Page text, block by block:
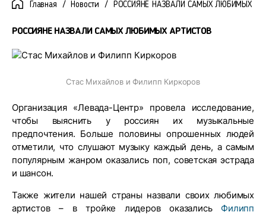
Новинки
Фото
Видео
Главная Новости РОССИЯНЕ НАЗВАЛИ САМЫХ ЛЮБИМЫХ
РОССИЯНЕ НАЗВАЛИ САМЫХ ЛЮБИМЫХ АРТИСТОВ
Стас Михайлов и Филипп Киркоров
Организация «Левада-Центр» провела исследование,
чтобы выяснить у россиян их музыкальные
предпочтения. Больше половины опрошенных людей
отметили, что слушают музыку каждый день, а самым
популярным жанром оказались поп, советская эстрада
и шансон.
Также жители нашей страны назвали своих любимых
артистов – в тройке лидеров оказались Филипп